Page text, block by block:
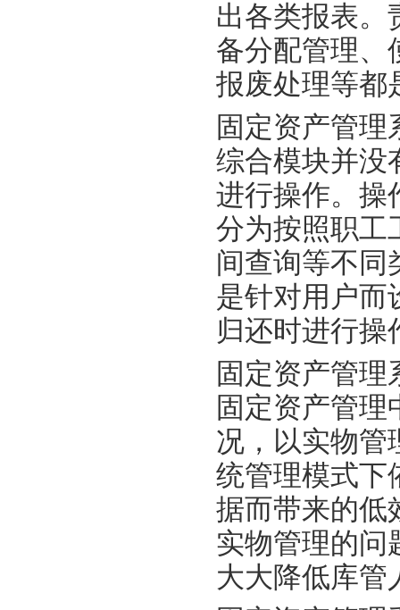
出各类报表。
备分配管理、
报废处理等都
固定资产管
综合模块并没
进行操作。操
分为按照职工
间查询等不同
是针对用户而
归还时进行操
固定资产管
固定资产管
况，以实物管
统管理模式下
据而带来的低
实物管理的问
大大降低库管